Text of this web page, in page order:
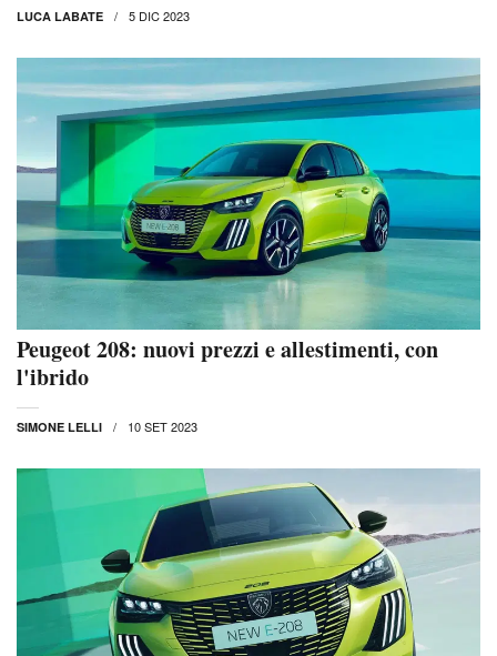
LUCA LABATE 5 DIC 2023
Peugeot 208: nuovi prezzi e allestimenti, con
l'ibrido
SIMONE LELLI 10 SET 2023